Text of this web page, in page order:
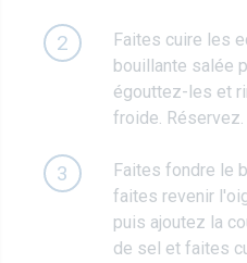
2
Faites cuire les
bouillante salée
égouttez-les et
froide. Réservez.
3
Faites fondre le
faites revenir
puis ajoutez la
de sel et faites